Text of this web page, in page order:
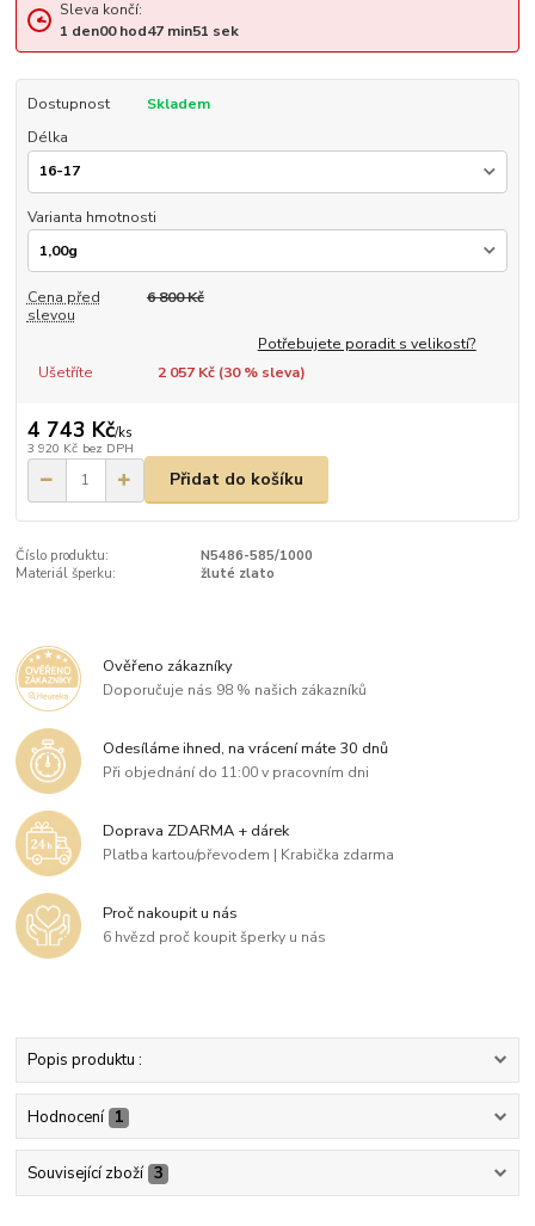
Sleva končí:
1 den00hod47min50 sek
Dostupnost
Skladem
Délka
Varianta hmotnosti
Cena před
slevou
6 800 Kč
Potřebujete poradit s velikostí?
Ušetříte
2 057 Kč (30% sleva)
4 743 Kč/ks
3 920 Kč bez DPH
Přidat do košíku
Číslo produktu:
N5486-585/1000
Materiál šperku:
žluté zlato
Ověřeno zákazníky
Doporučuje nás 98 % našich zákazníků
Odesíláme ihned, na vrácení máte 30 dnů
Při objednání do 11:00 v pracovním dni
Doprava ZDARMA + dárek
Platba kartou/převodem | Krabička zdarma
Proč nakoupit u nás
6 hvězd proč koupit šperky u nás
Popis produktu :
Hodnocení 1
Související zboží 3